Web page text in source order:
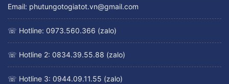
Email: phutungotogiatot.vn@gmail.com
☏ Hotline: 0973.560.366 (zalo)
☏ Hotline 2: 0834.39.55.88 (zalo)
☏ Hotline 3: 0944.09.11.55 (zalo)